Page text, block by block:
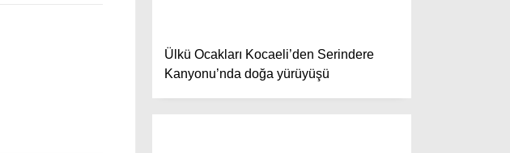
Ülkü Ocakları Kocaeli’den Serindere
Kanyonu’nda doğa yürüyüşü